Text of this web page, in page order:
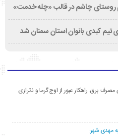
روستای چاشم در قالب «چله خدمت»
تیم کبدی بانوان استان سمنان شد
مصرف برق، راهکار عبور از اوج گرما و ناترازی
مهدی شهر: